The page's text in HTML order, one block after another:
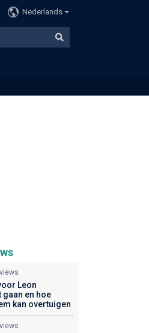
Nederlands
Leon
en hoe
kan overtuigen